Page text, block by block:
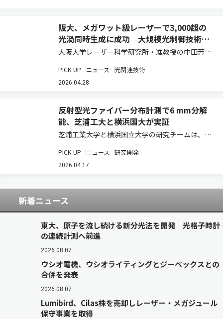
阪大、メガワット級レーザーで3,000超の
光渦同時生成に成功 大規模光制御技術に
道
大阪大学レーザー科学研究所・准教授の中田芳樹
「光渦」を3,070個同時に整列させた大規模光渦
アレイを、メガワット級の高出力で生成したと発
PICK UP ニュース 光関連技術
2026.04.28
反射型光ファイバー分布計測で6 mm分解
能、芝浦工大と横浜国大が実証
芝浦工業大学と横浜国立大学の研究チームは、光
る反射型のブリルアン光相関領域反射計
（BOCDR）において、6 mmの空間分解能を実証
測…
PICK UP ニュース 研究開発
2026.04.17
新着ニュース
東大、原子を流し続ける新分光法を開発 光格子時計
の連続計測へ前進
2026.08.07
ウシオ電機、ウシオライティングとジーベックスとの
合併を発表
2026.08.07
Lumibird、Cilas株を売却しレーザー・メガジュール
保守事業を取得